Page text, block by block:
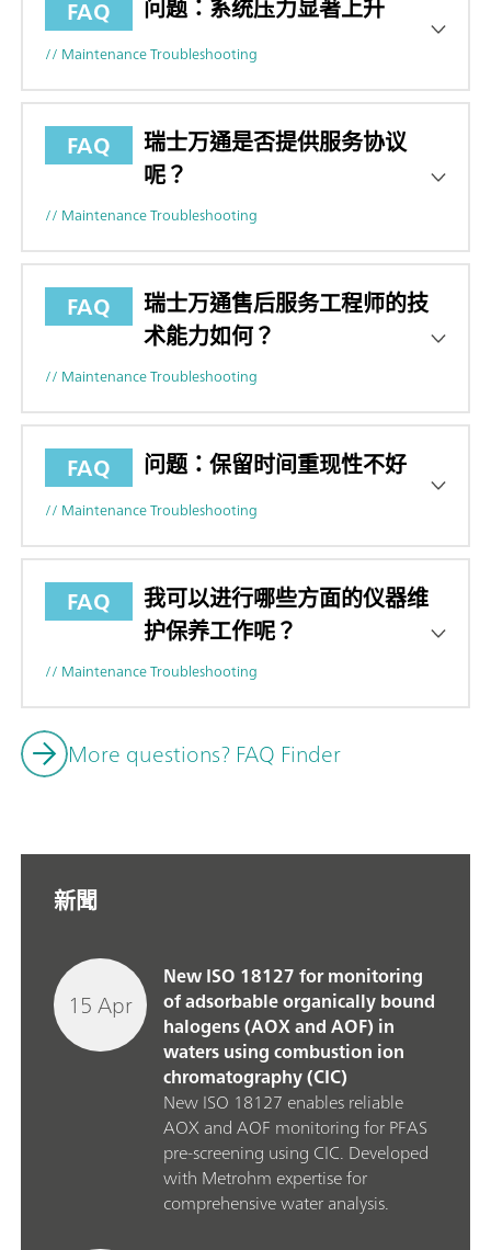
FAQ 问题：系统压力显著上升
// Maintenance Troubleshooting
FAQ
瑞士万通是否提供服务协议
呢？
// Maintenance Troubleshooting
FAQ
瑞士万通售后服务工程师的技
术能力如何？
// Maintenance Troubleshooting
FAQ 问题：保留时间重现性不好
// Maintenance Troubleshooting
FAQ
我可以进行哪些方面的仪器维
护保养工作呢？
// Maintenance Troubleshooting
More questions? FAQ Finder
新聞
15 Apr
New ISO 18127 for monitoring
of adsorbable organically bound
halogens (AOX and AOF) in
waters using combustion ion
chromatography (CIC)
New ISO 18127 enables reliable
AOX and AOF monitoring for PFAS
pre‑screening using CIC. Developed
with Metrohm expertise for
comprehensive water analysis.